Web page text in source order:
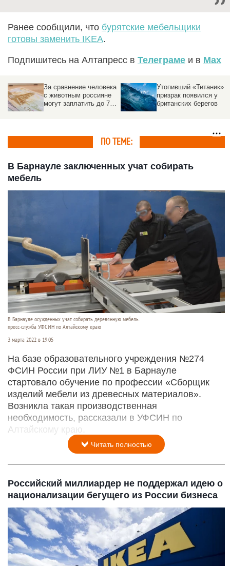
Ранее сообщили, что бурятские мебельщики
готовы заменить IKEA.
Подпишитесь на Алтапресс в Телеграме и в Max
Утопивший «Титаник»
призрак появился у
британских берегов
Эксперт предупредил
об угрозах
использования
ПО ТЕМЕ:
В Барнауле заключенных учат собирать
мебель
В Барнауле осужденных учат собирать деревянную мебель.
пресс-служба УФСИН по Алтайскому краю
3 марта 2022 в 19:05
На базе образовательного учреждения №274
ФСИН России при ЛИУ №1 в Барнауле
стартовало обучение по профессии «Сборщик
изделий мебели из древесных материалов».
Возникла такая производственная
необходимость, рассказали в УФСИН по
Алтайскому краю.
Читать полностью
Российский миллиардер не поддержал идею о
национализации бегущего из России бизнеса